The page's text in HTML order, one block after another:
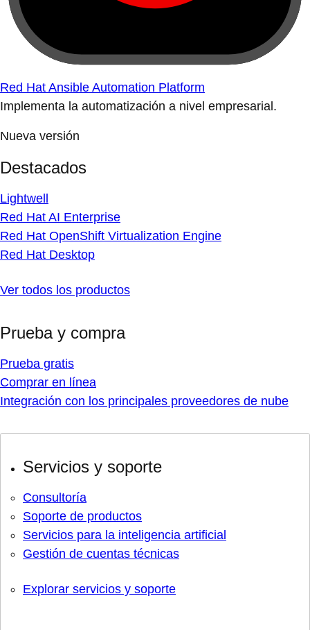
Red Hat Ansible Automation Platform
Implementa la automatización a nivel empresarial.
Nueva versión
Destacados
Lightwell
Red Hat AI Enterprise
Red Hat OpenShift Virtualization Engine
Red Hat Desktop
Ver todos los productos
Prueba y compra
Prueba gratis
Comprar en línea
Integración con los principales proveedores de nube
Servicios y soporte
Consultoría
Soporte de productos
Servicios para la inteligencia artificial
Gestión de cuentas técnicas
Explorar servicios y soporte